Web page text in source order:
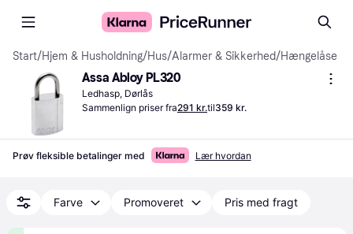
Start/Hjem & Husholdning/Hus/Alarmer & Sikkerhed/Hængelåse
Assa Abloy PL320
Ledhasp, Dørlås
Sammenlign priser fra291 kr.til359 kr.
Prøv fleksible betalinger med Lær hvordan
Farve Promoveret Pris med fragt